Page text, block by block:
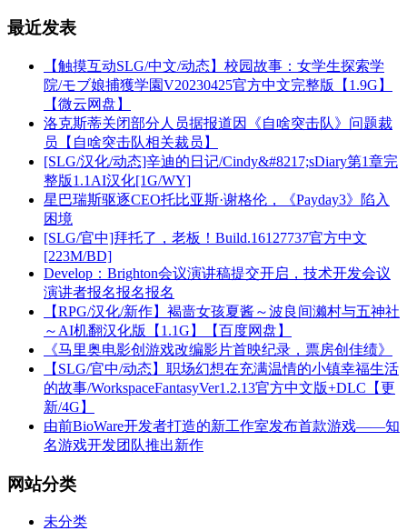
最近发表
【触摸互动SLG/中文/动态】校园故事：女学生探索学
院/モブ娘捕獲学園V20230425官方中文完整版【1.9G】
【微云网盘】
洛克斯蒂关闭部分人员据报道因《自啥突击队》问题裁
员【自啥突击队相关裁员】
[SLG/汉化/动态]辛迪的日记/Cindy&#8217;sDiary第1章完
整版1.1AI汉化[1G/WY]
星巴瑞斯驱逐CEO托比亚斯·谢格伦，《Payday3》陷入
困境
[SLG/官中]拜托了，老板！Build.16127737官方中文
[223M/BD]
Develop：Brighton会议演讲稿提交开启，技术开发会议
演讲者报名报名报名
【RPG/汉化/新作】褐啬女孩夏酱～波良间濑村与五神社
～AI机翻汉化版【1.1G】【百度网盘】
《马里奥电影创游戏改编影片首映纪录，票房创佳绩》
【SLG/官中/动态】职场幻想在充满温情的小镇幸福生活
的故事/WorkspaceFantasyVer1.2.13官方中文版+DLC【更
新/4G】
由前BioWare开发者打造的新工作室发布首款游戏——知
名游戏开发团队推出新作
网站分类
未分类